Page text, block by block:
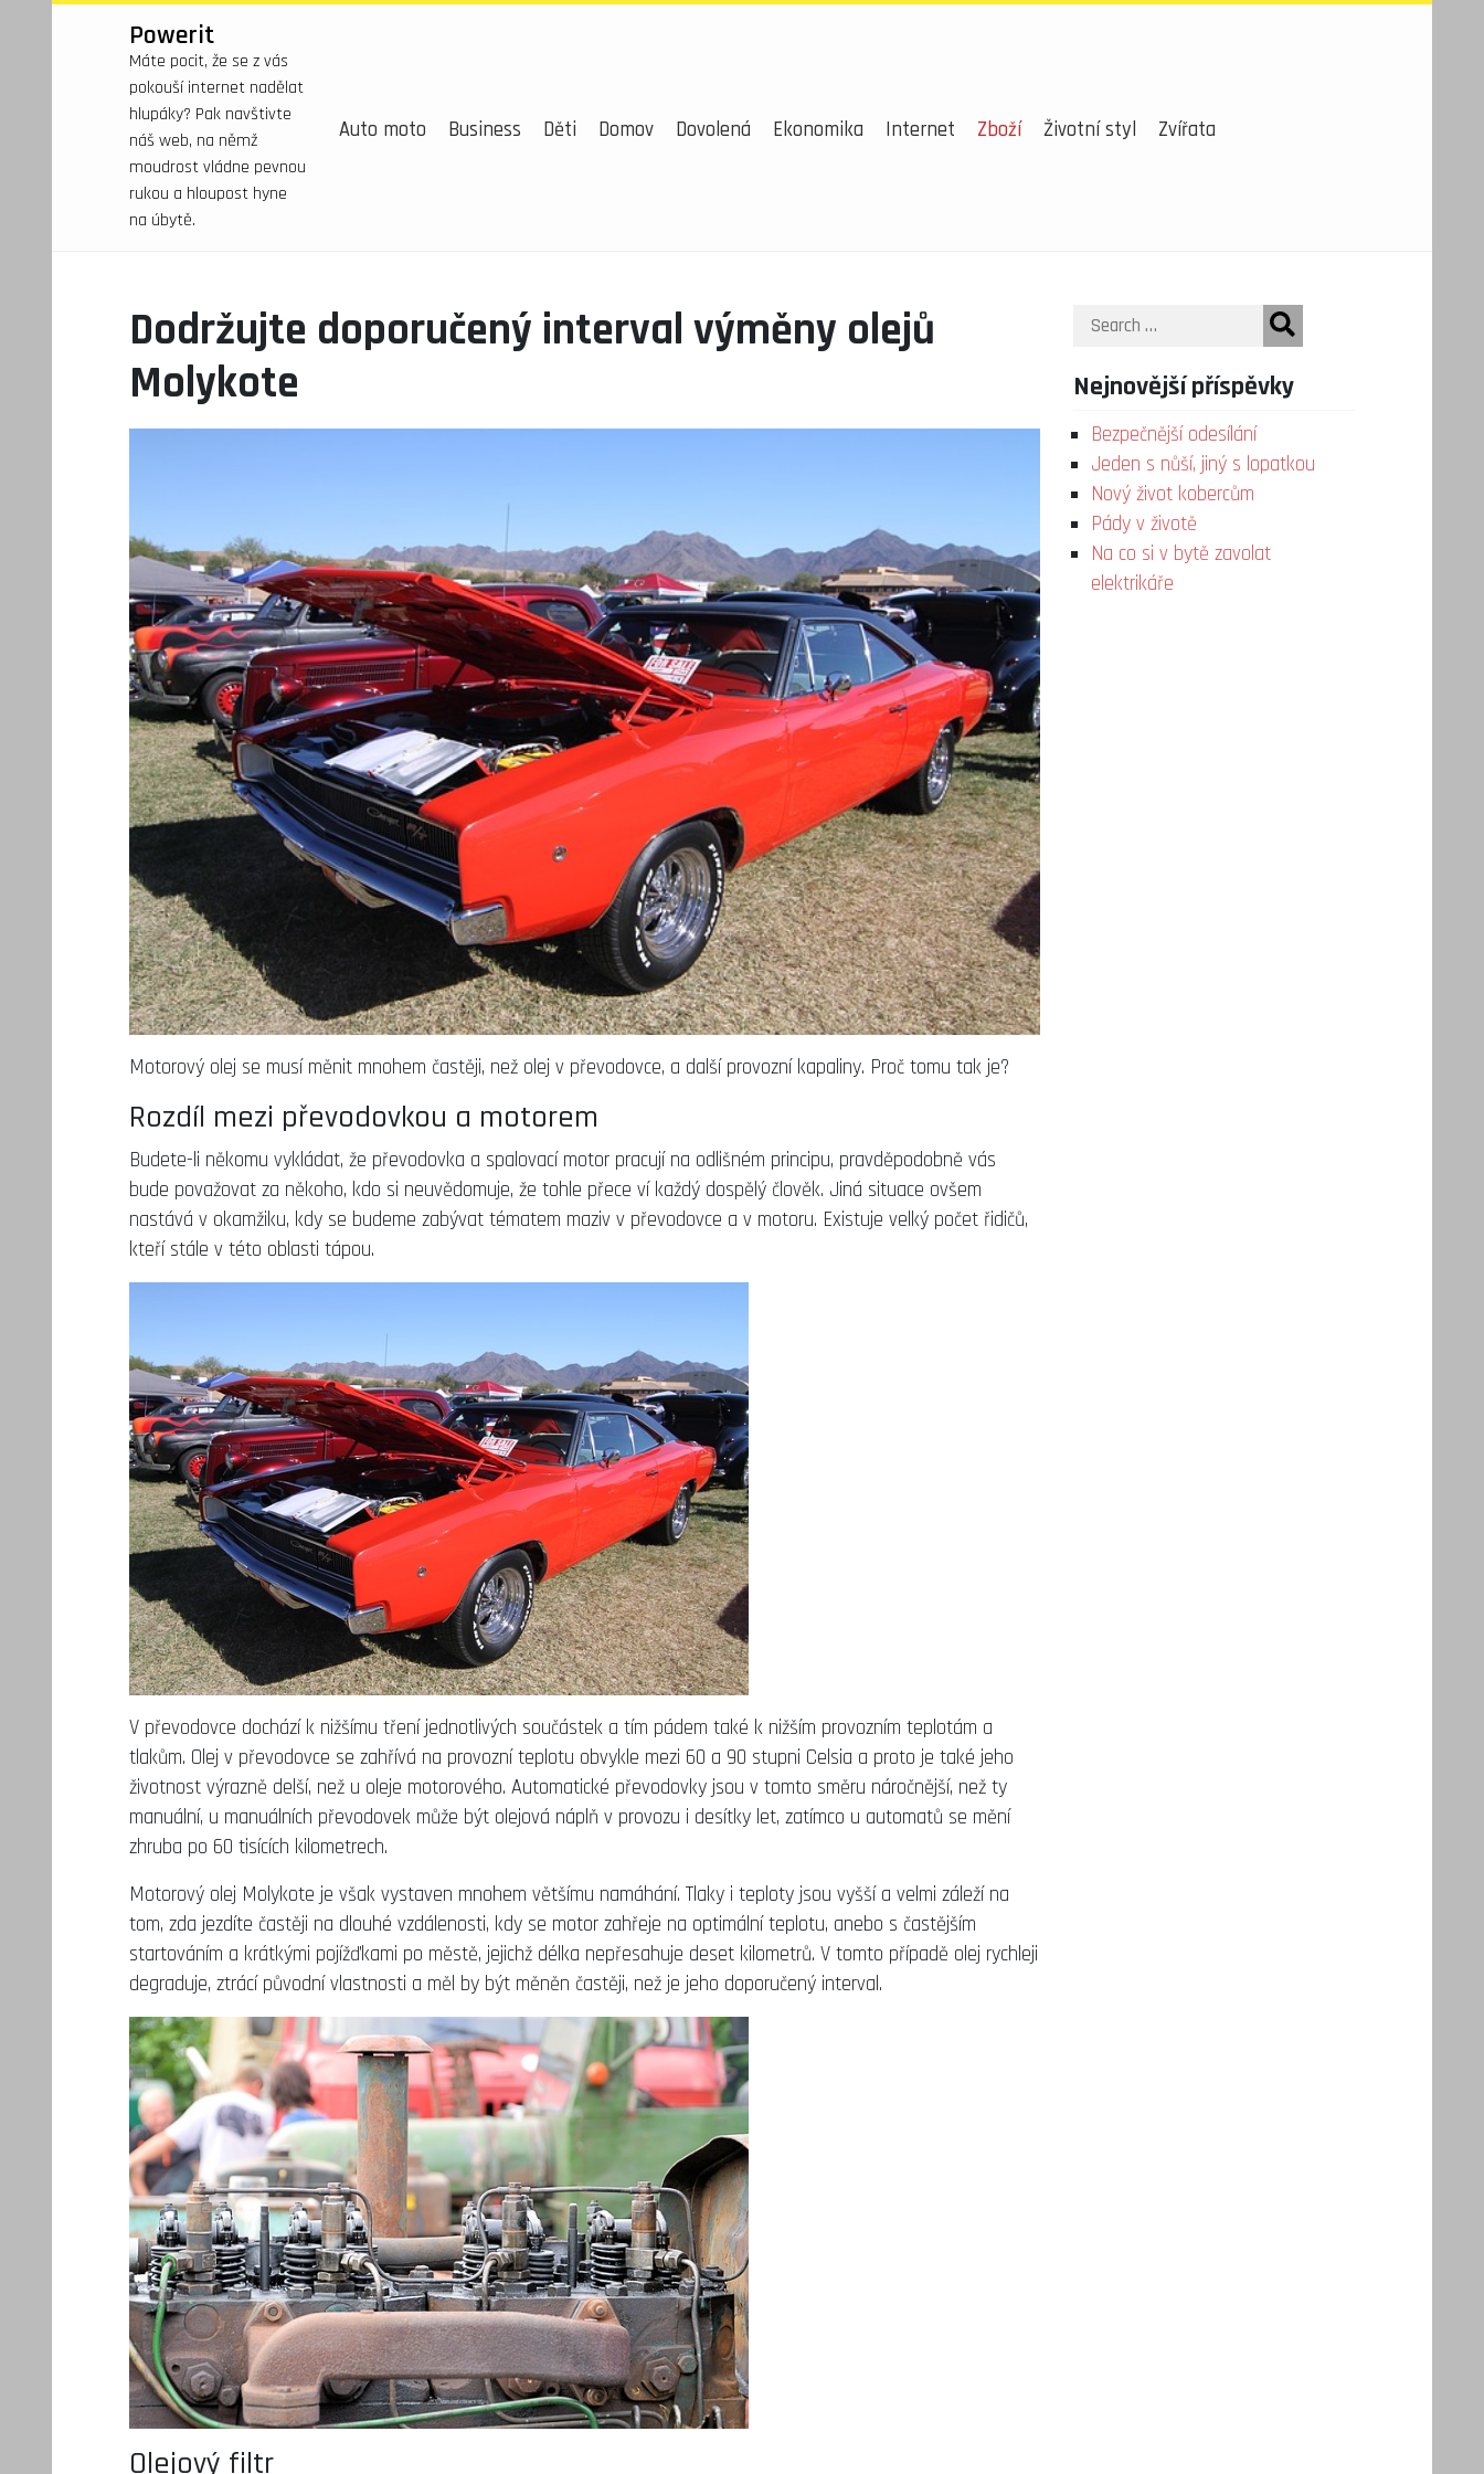
Powerit
Máte pocit, že se z vás
pokouší internet nadělat
hlupáky? Pak navštivte
náš web, na němž
moudrost vládne pevnou
rukou a hloupost hyne
na úbytě.
Auto moto Business Děti Domov Dovolená Ekonomika Internet Zboží Životní styl Zvířata
Dodržujte doporučený interval výměny olejů
Molykote
Motorový olej se musí měnit mnohem častěji, než olej v převodovce, a další provozní kapaliny. Proč tomu tak je?
Rozdíl mezi převodovkou a motorem
Budete-li někomu vykládat, že převodovka a spalovací motor pracují na odlišném principu, pravděpodobně vás
bude považovat za někoho, kdo si neuvědomuje, že tohle přece ví každý dospělý člověk. Jiná situace ovšem
nastává v okamžiku, kdy se budeme zabývat tématem maziv v převodovce a v motoru. Existuje velký počet řidičů,
kteří stále v této oblasti tápou.
V převodovce dochází k nižšímu tření jednotlivých součástek a tím pádem také k nižším provozním teplotám a
tlakům. Olej v převodovce se zahřívá na provozní teplotu obvykle mezi 60 a 90 stupni Celsia a proto je také jeho
životnost výrazně delší, než u oleje motorového. Automatické převodovky jsou v tomto směru náročnější, než ty
manuální, u manuálních převodovek může být olejová náplň v provozu i desítky let, zatímco u automatů se mění
zhruba po 60 tisících kilometrech.
Motorový olej Molykote je však vystaven mnohem většímu namáhání. Tlaky i teploty jsou vyšší a velmi záleží na
tom, zda jezdíte častěji na dlouhé vzdálenosti, kdy se motor zahřeje na optimální teplotu, anebo s častějším
startováním a krátkými pojížďkami po městě, jejichž délka nepřesahuje deset kilometrů. V tomto případě olej rychleji
degraduje, ztrácí původní vlastnosti a měl by být měněn častěji, než je jeho doporučený interval.
Olejový filtr
Search
Nejnovější příspěvky
Bezpečnější odesílání
Jeden s nůší, jiný s lopatkou
Nový život kobercům
Pády v životě
Na co si v bytě zavolat
elektrikáře